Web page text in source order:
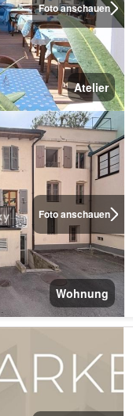
Foto anschauen
Atelier
Foto anschauen
Wohnung